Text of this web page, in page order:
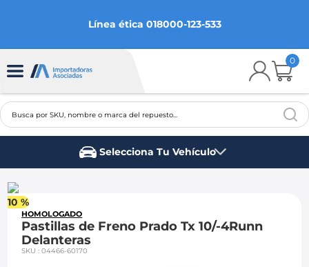
Línea ética 018000-123-533
0
Busca por SKU, nombre o marca del repuesto...
Selecciona Tu Vehículo
10 %
HOMOLOGADO
Pastillas de Freno Prado Tx 10/-4Runn
Delanteras
SKU:04466-60170
2
3.
spark gt
ford fiesta